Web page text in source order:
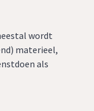
wordt
materieel,
als